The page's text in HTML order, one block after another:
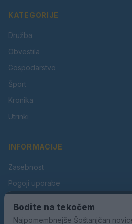
KATEGORIJE
Družba
Obvestila
Gospodarstvo
Šport
Kronika
Utrinki
INFORMACIJE
Zasebnost
Pogoji uporabe
Oglaševanje
Bodite na tekočem
Najpomembnejše Šoštanjčan